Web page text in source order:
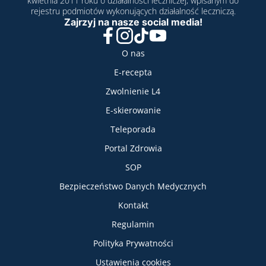
rejestru podmiotów wykonujących działalność leczniczą.
O nas
E-recepta
Zwolnienie L4
E-skierowanie
Teleporada
Portal Zdrowia
SOP
Bezpieczeństwo Danych Medycznych
Kontakt
Regulamin
Polityka Prywatności
Ustawienia cookies
Zajrzyj na nasze social media!
Facebook
Instagram
TikTokYouTube